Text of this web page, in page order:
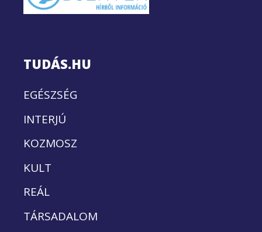
TUDÁS.HU
EGÉSZSÉG
INTERJÚ
KOZMOSZ
KULT
REÁL
TÁRSADALOM